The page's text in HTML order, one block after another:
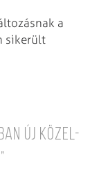
a
sikerült
új Közel-